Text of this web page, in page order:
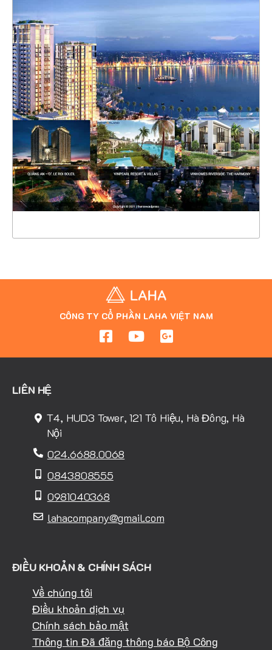
4333
CHI TIẾT
XEM THỰC TẾ
CÔNG TY CỔ PHẦN LAHA VIỆT NAM
LIÊN HỆ
T4, HUD3 Tower, 121 Tô Hiệu, Hà Đông, Hà
Nội
024.6688.0068
0843808555
0981040368
lahacompany@gmail.com
ĐIỀU KHOẢN & CHÍNH SÁCH
Về chúng tôi
Điều khoản dịch vụ
Chính sách bảo mật
Thông tin Đã đăng thông báo Bộ Công